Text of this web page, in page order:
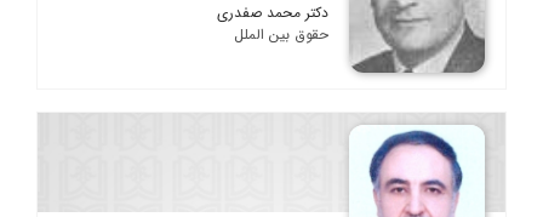
دکتر محمد صفدری
حقوق بین الملل